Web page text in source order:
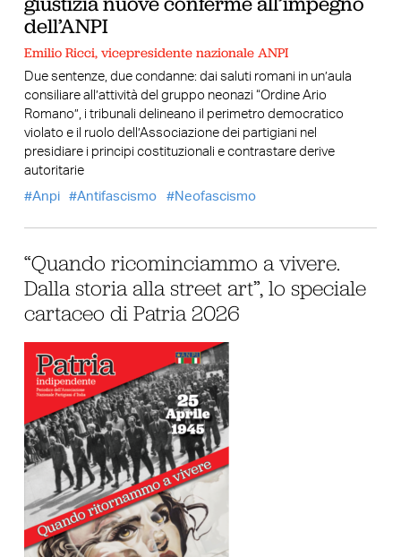
dell’ANPI
Emilio Ricci, vicepresidente nazionale ANPI
Due sentenze, due condanne: dai saluti romani in un’aula
consiliare all’attività del gruppo neonazi “Ordine Ario
Romano”, i tribunali delineano il perimetro democratico
violato e il ruolo dell’Associazione dei partigiani nel
presidiare i principi costituzionali e contrastare derive
autoritarie
Anpi
Antifascismo Neofascismo
“Quando ricominciammo a vivere.
Dalla storia alla street art”, lo speciale
cartaceo di Patria 2026